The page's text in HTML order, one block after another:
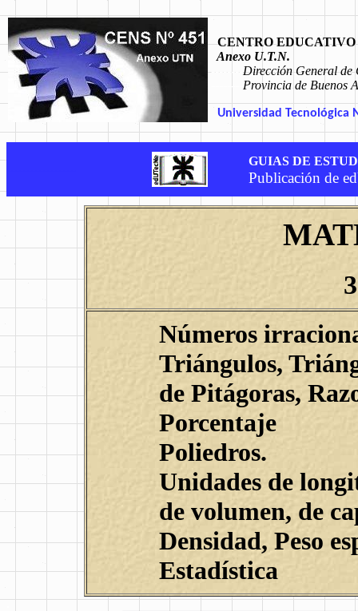
.
CENTRO EDUCATIVO
Anexo U.T.N.
-------- Dirección General de
-------- Provincia de Buenos
Universidad Tecnológica
GUIAS DE
Publicación de
Números
Triángulos,
de Pitágoras,
Porcentaje
Poliedros.
Unidades de
de volumen, de
Densidad, Peso
Estadística
.